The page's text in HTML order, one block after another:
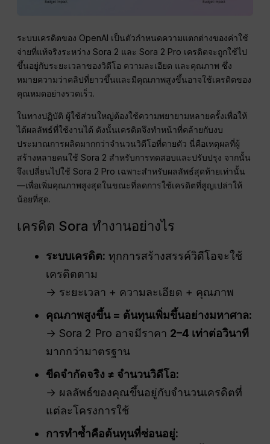
ระบบเครดิตของ OpenAI เป็นตัวกำหนดความแตกต่างของค่าใช้
จ่ายที่แท้จริงระหว่าง Sora 2 และ Sora 2 Pro เครดิตจะถูกใช้ไป
ขึ้นอยู่กับระยะเวลาของวิดีโอ ความละเอียด และคุณภาพ ซึ่ง
หมายความว่าคลิปที่ยาวขึ้นและมีคุณภาพสูงขึ้นอาจใช้เครดิตของ
คุณหมดอย่างรวดเร็ว.
ในทางปฏิบัติ ผู้ใช้ส่วนใหญ่ต้องใช้ความพยายามหลายครั้งเพื่อให้
ได้ผลลัพธ์ที่ใช้งานได้ ดังนั้นเครดิตจึงทำหน้าที่คล้ายกับงบ
ประมาณการผลิตมากกว่าจำนวนวิดีโอที่ตายตัว นี่คือเหตุผลที่ผู้
สร้างหลายคนใช้ Sora 2 สำหรับการทดสอบและปรับปรุง จากนั้น
จึงเปลี่ยนไปใช้ Sora 2 Pro เฉพาะสำหรับผลลัพธ์สุดท้ายเท่านั้น
—เพื่อเพิ่มคุณภาพสูงสุดในขณะที่ลดการใช้เครดิตที่สูญเปล่าให้
น้อยที่สุด.
เครดิต Sora ทำงานอย่างไร
ระบบเครดิต: ทุกการสร้างสรรค์วิดีโอจะใช้
เครดิตตาม
→ ระยะเวลา + ความละเอียด + คุณภาพ
คุณภาพสูงขึ้น = ต้นทุนเพิ่มขึ้นอย่างมหาศาล:
→ Sora 2 Pro อาจมีราคา 2–4 เท่าต่อวินาที
มากกว่ามาตรฐาน
ขีดจำกัดจริง ≠ จำนวนวิดีโอ:
→ ผลลัพธ์ของคุณขึ้นอยู่กับจำนวนเครดิตที่
แต่ละโครงการใช้
การทำซ้ำคือต้นทุนที่ซ่อนอยู่: